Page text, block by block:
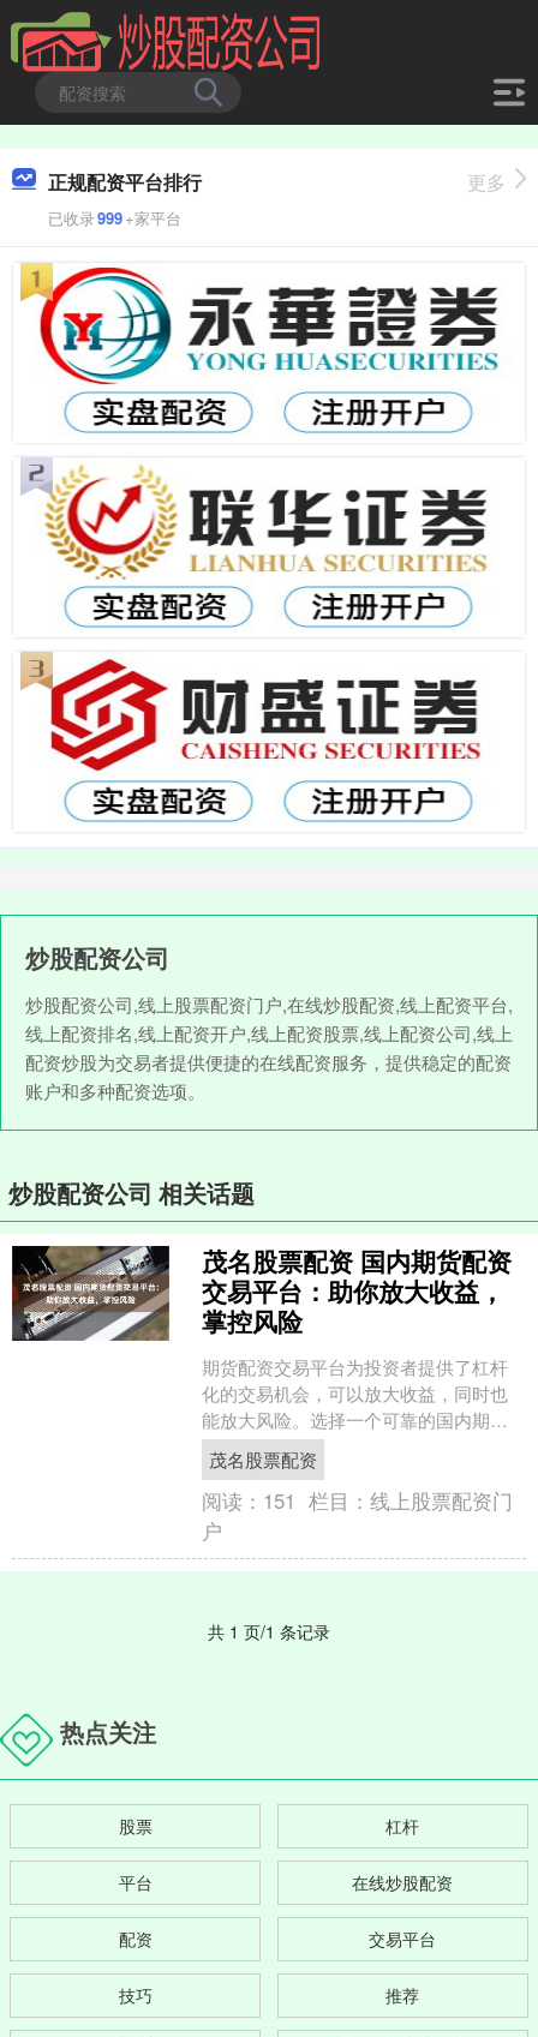
正规配资平台排行
已收录999+家平台
更多
炒股配资公司
炒股配资公司,线上股票配资门户,在线炒股配资,线上配资平台,
线上配资排名,线上配资开户,线上配资股票,线上配资公司,线上
配资炒股为交易者提供便捷的在线配资服务，提供稳定的配资
账户和多种配资选项。
炒股配资公司 相关话题
茂名股票配资 国内期货配资
交易平台：助你放大收益，
掌控风险
期货配资交易平台为投资者提供了杠杆
化的交易机会，可以放大收益，同时也
能放大风险。选择一个可靠的国内期货
配资交易平台至关重要。 * **放大收益：
**配资平台提供....
茂名股票配资
阅读： 151 栏目：线上股票配资门
户
共 1 页/1 条记录
热点关注
股票 杠杆
平台 在线炒股配资
配资 交易平台
技巧 推荐